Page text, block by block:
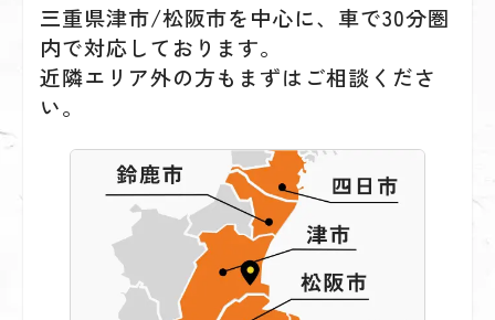
三重県津市/松阪市を中心に、車で30分圏
内で対応しております。
近隣エリア外の方もまずはご相談くださ
い。